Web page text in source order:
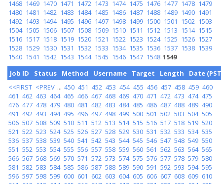
1468 1469 1470 1471 1472 1473 1474 1475 1476 1477 1478 1479
1480 1481 1482 1483 1484 1485 1486 1487 1488 1489 1490 1491
1492 1493 1494 1495 1496 1497 1498 1499 1500 1501 1502 1503
1504 1505 1506 1507 1508 1509 1510 1511 1512 1513 1514 1515
1516 1517 1518 1519 1520 1521 1522 1523 1524 1525 1526 1527
1528 1529 1530 1531 1532 1533 1534 1535 1536 1537 1538 1539
1540 1541 1542 1543 1544 1545 1546 1547 1548 1549
Job ID
Status Method Username Target Length
Date
<<FIRST <PREV ... 450 451 452 453 454 455 456 457 458 459 460
461 462 463 464 465 466 467 468 469 470 471 472 473 474 475
476 477 478 479 480 481 482 483 484 485 486 487 488 489 490
491 492 493 494 495 496 497 498 499 500 501 502 503 504 505
506 507 508 509 510 511 512 513 514 515 516 517 518 519 520
521 522 523 524 525 526 527 528 529 530 531 532 533 534 535
536 537 538 539 540 541 542 543 544 545 546 547 548 549 550
551 552 553 554 555 556 557 558 559 560 561 562 563 564 565
566 567 568 569 570 571 572 573 574 575 576 577 578 579 580
581 582 583 584 585 586 587 588 589 590 591 592 593 594 595
596 597 598 599 600 601 602 603 604 605 606 607 608 609 610